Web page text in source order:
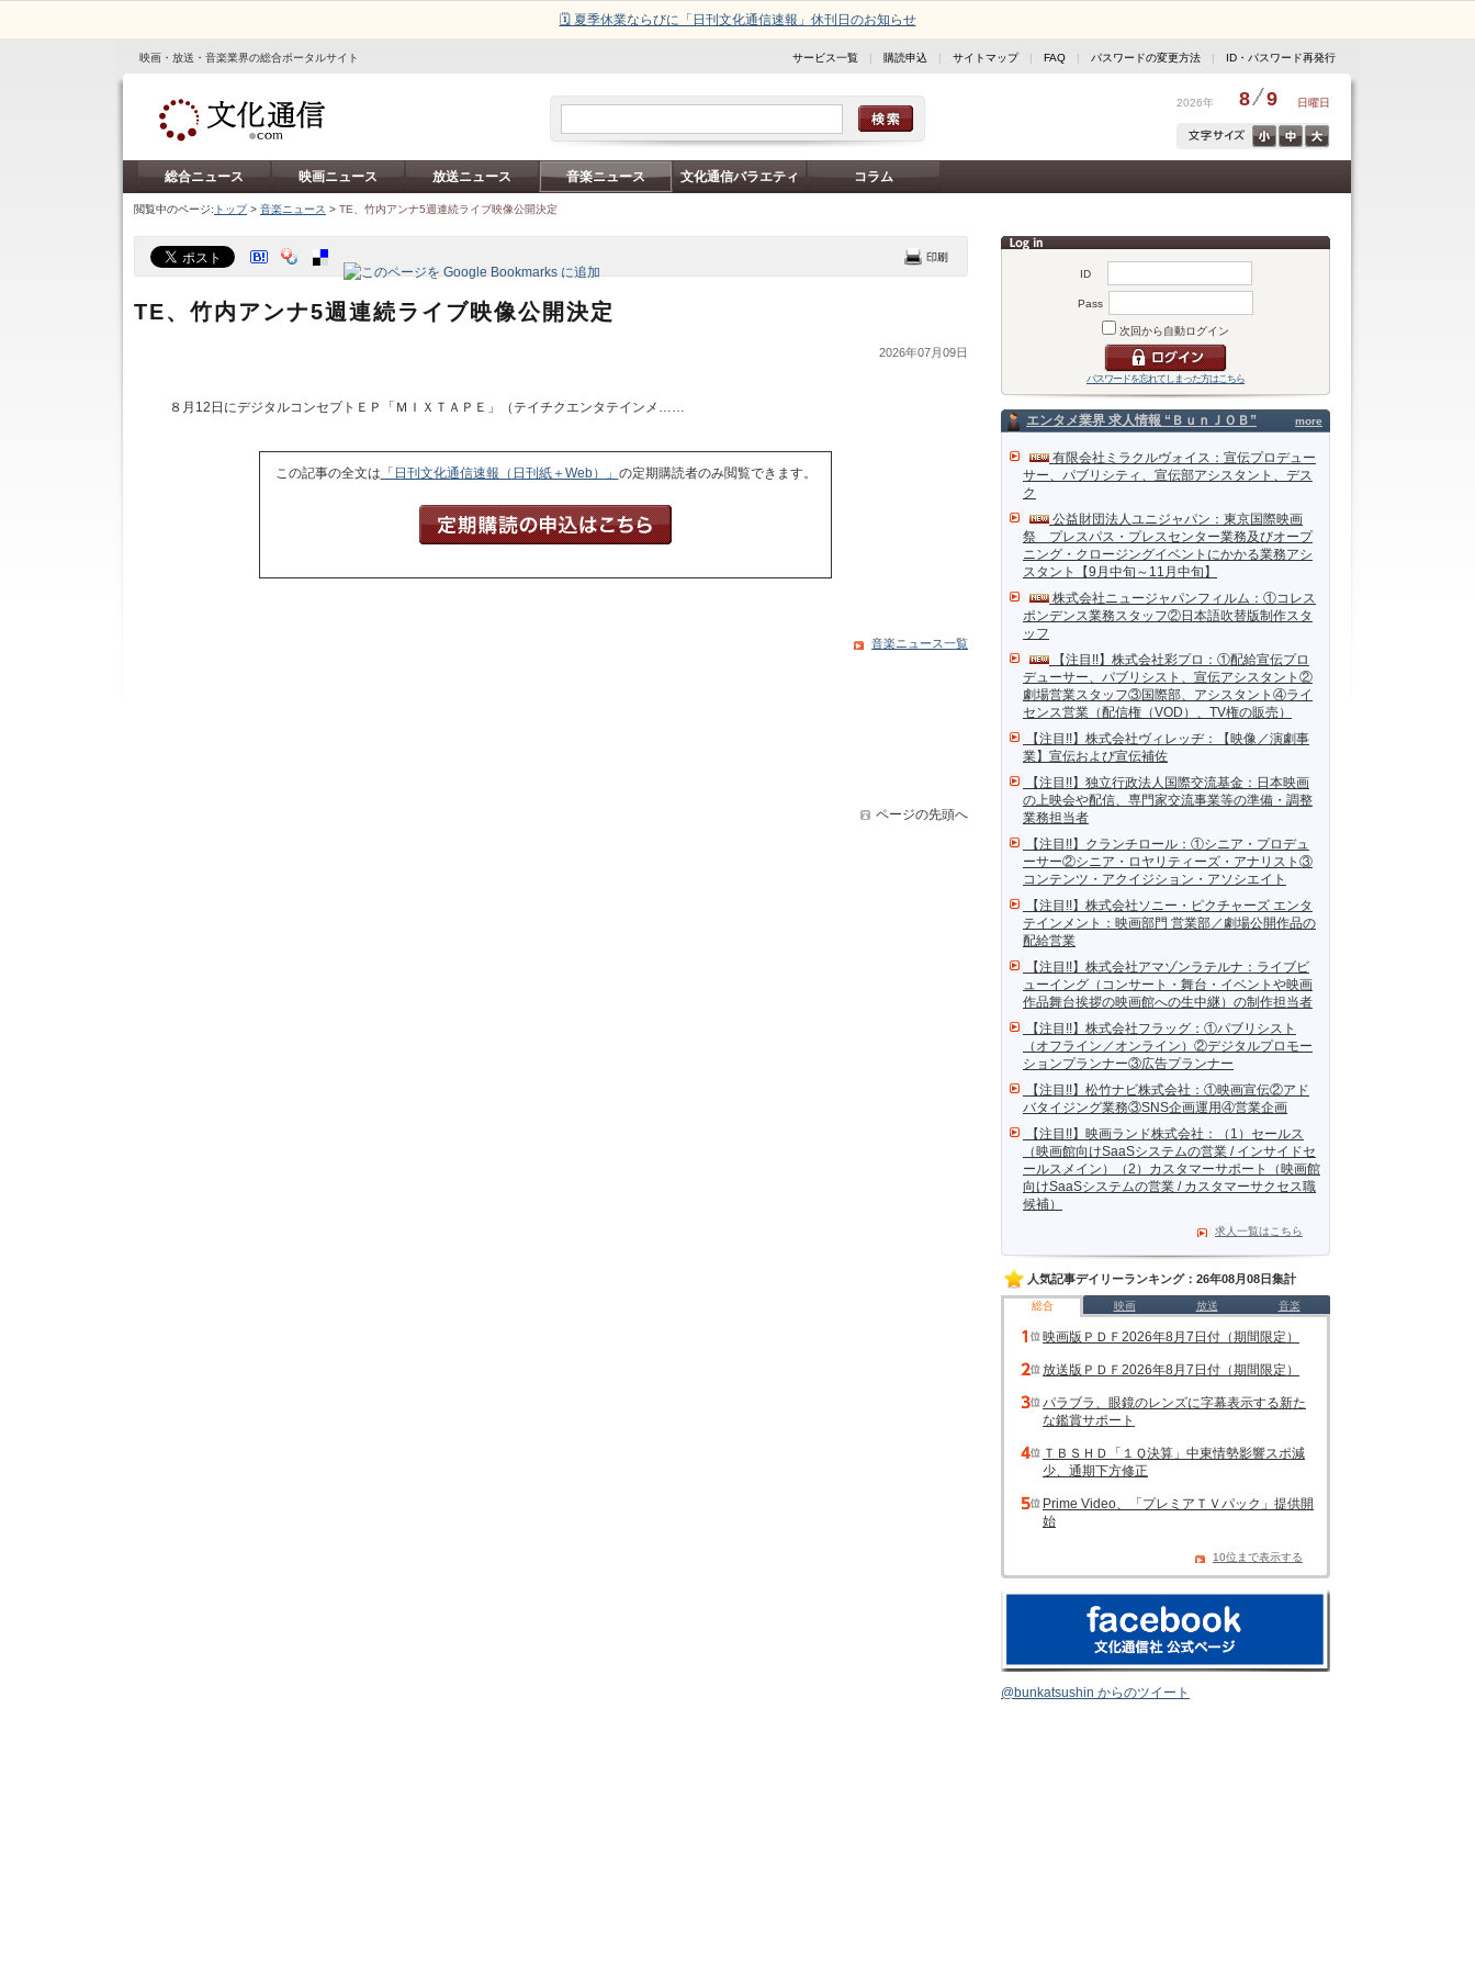
🗓️ 夏季休業ならびに「日刊文化通信速報」休刊日のお知らせ
映画・放送・音楽業界の総合ポータルサイト サービス一覧 | 購読申込 | サイトマップ| FAQ | パスワードの変更方法 | ID・パスワード再発行
2026年 8 9 日曜日
総合ニュース 映画ニュース 放送ニュース 音楽ニュース 文化通信バラエティ コラム
閲覧中のページ: トップ> 音楽ニュース > TE、竹内アンナ5週連続ライブ映像公開決定
ID
Pass
次回から自動ログイン
パスワードを忘れてしまった方はこちら
more
エンタメ業界 求人情報 “ＢｕｎＪＯＢ”
有限会社ミラクルヴォイス：宣伝プロデュー
サー、パブリシティ、宣伝部アシスタント、デス
ク
公益財団法人ユニジャパン：東京国際映画
祭 プレスパス・プレスセンター業務及びオープ
ニング・クロージングイベントにかかる業務アシ
スタント【9月中旬～11月中旬】
株式会社ニュージャパンフィルム：①コレス
ポンデンス業務スタッフ②日本語吹替版制作スタ
ッフ
【注目!!】株式会社彩プロ：①配給宣伝プロ
デューサー、パブリシスト、宣伝アシスタント②
劇場営業スタッフ③国際部、アシスタント④ライ
センス営業（配信権（VOD）、TV権の販売）
【注目!!】株式会社ヴィレッヂ：【映像／演劇事
業】宣伝および宣伝補佐
【注目!!】独立行政法人国際交流基金：日本映画
の上映会や配信、専門家交流事業等の準備・調整
業務担当者
【注目!!】クランチロール：①シニア・プロデュ
ーサー②シニア・ロヤリティーズ・アナリスト③
コンテンツ・アクイジション・アソシエイト
【注目!!】株式会社ソニー・ピクチャーズ エンタ
テインメント：映画部門 営業部／劇場公開作品の
配給営業
【注目!!】株式会社アマゾンラテルナ：ライブビ
ューイング（コンサート・舞台・イベントや映画
作品舞台挨拶の映画館への生中継）の制作担当者
【注目!!】株式会社フラッグ：①パブリシスト
（オフライン／オンライン）②デジタルプロモー
ションプランナー③広告プランナー
【注目!!】松竹ナビ株式会社：①映画宣伝②アド
バタイジング業務③SNS企画運用④営業企画
【注目!!】映画ランド株式会社：（1）セールス
（映画館向けSaaSシステムの営業 / インサイドセ
ールスメイン）（2）カスタマーサポート（映画館
向けSaaSシステムの営業 / カスタマーサクセス職
候補）
求人一覧はこちら
人気記事デイリーランキング：26年08月08日集計
総合 映画 放送 音楽
映画版ＰＤＦ2026年8月7日付（期間限定）
放送版ＰＤＦ2026年8月7日付（期間限定）
パラブラ、眼鏡のレンズに字幕表示する新た
な鑑賞サポート
ＴＢＳＨＤ「１Ｑ決算」中東情勢影響スポ減
少、通期下方修正
Prime Video、「プレミアＴＶパック」提供開
始
10位まで表示する
@bunkatsushin からのツイート
TE、竹内アンナ5週連続ライブ映像公開決定
2026年07月09日
８月12日にデジタルコンセプトＥＰ「ＭＩＸＴＡＰＥ」（テイチクエンタテインメ……
この記事の全文は 「日刊文化通信速報（日刊紙＋Web）」 の定期購読者のみ閲覧できます。
音楽ニュース一覧
ページの先頭へ